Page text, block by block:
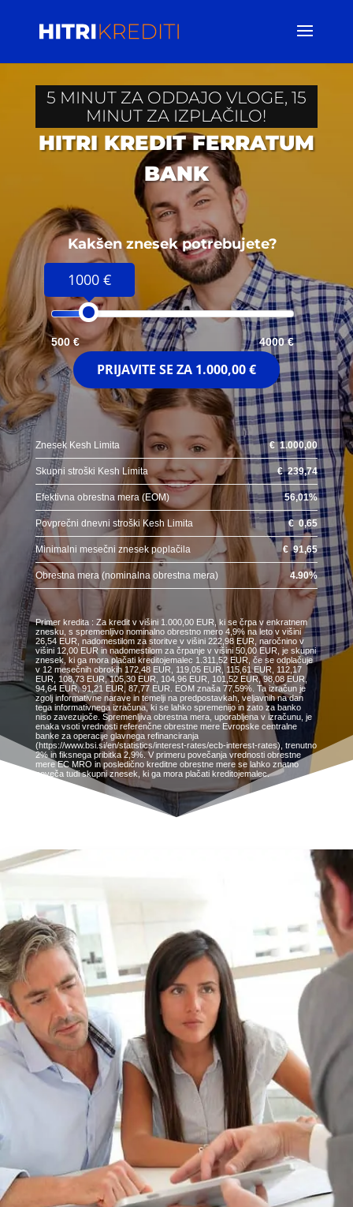
5 MINUT ZA ODDAJO VLOGE, 15
MINUT ZA IZPLAČILO!
HITRI KREDIT FERRATUM
BANK
Kakšen znesek potrebujete?
1000 €
500 € 4000 €
PRIJAVITE SE ZA 1.000,00 €
Znesek Kesh Limita €1.000,00
Skupni stroški Kesh Limita €239,74
Efektivna obrestna mera (EOM) 56,01%
Povprečni dnevni stroški Kesh Limita €0,65
Minimalni mesečni znesek poplačila €91,65
Obrestna mera (nominalna obrestna mera) 4.90%
Primer kredita : Za kredit v višini 1.000,00 EUR, ki se črpa v enkratnem
znesku, s spremenljivo nominalno obrestno mero 4,9% na leto v višini
26,54 EUR, nadomestilom za storitve v višini 222,98 EUR, naročnino v
višini 12,00 EUR in nadomestilom za črpanje v višini 50,00 EUR, je skupni
znesek, ki ga mora plačati kreditojemalec 1.311,52 EUR, če se odplačuje
v 12 mesečnih obrokih 172,48 EUR, 119,05 EUR, 115,61 EUR, 112,17
EUR, 108,73 EUR, 105,30 EUR, 104,96 EUR, 101,52 EUR, 98,08 EUR,
94,64 EUR, 91,21 EUR, 87,77 EUR. EOM znaša 77,59%. Ta izračun je
zgolj informativne narave in temelji na predpostavkah, veljavnih na dan
tega informativnega izračuna, ki se lahko spremenijo in zato za banko
niso zavezujoče. Spremenljiva obrestna mera, uporabljena v izračunu, je
enaka vsoti vrednosti referenčne obrestne mere Evropske centralne
banke za operacije glavnega refinanciranja
(https://www.bsi.si/en/statistics/interest-rates/ecb-interest-rates), trenutno
2% in fiksnega pribitka 2,9%. V primeru povečanja vrednosti obrestne
mere EC MRO in posledično kreditne obrestne mere se lahko znatno
poveča tudi skupni znesek, ki ga mora plačati kreditojemalec.